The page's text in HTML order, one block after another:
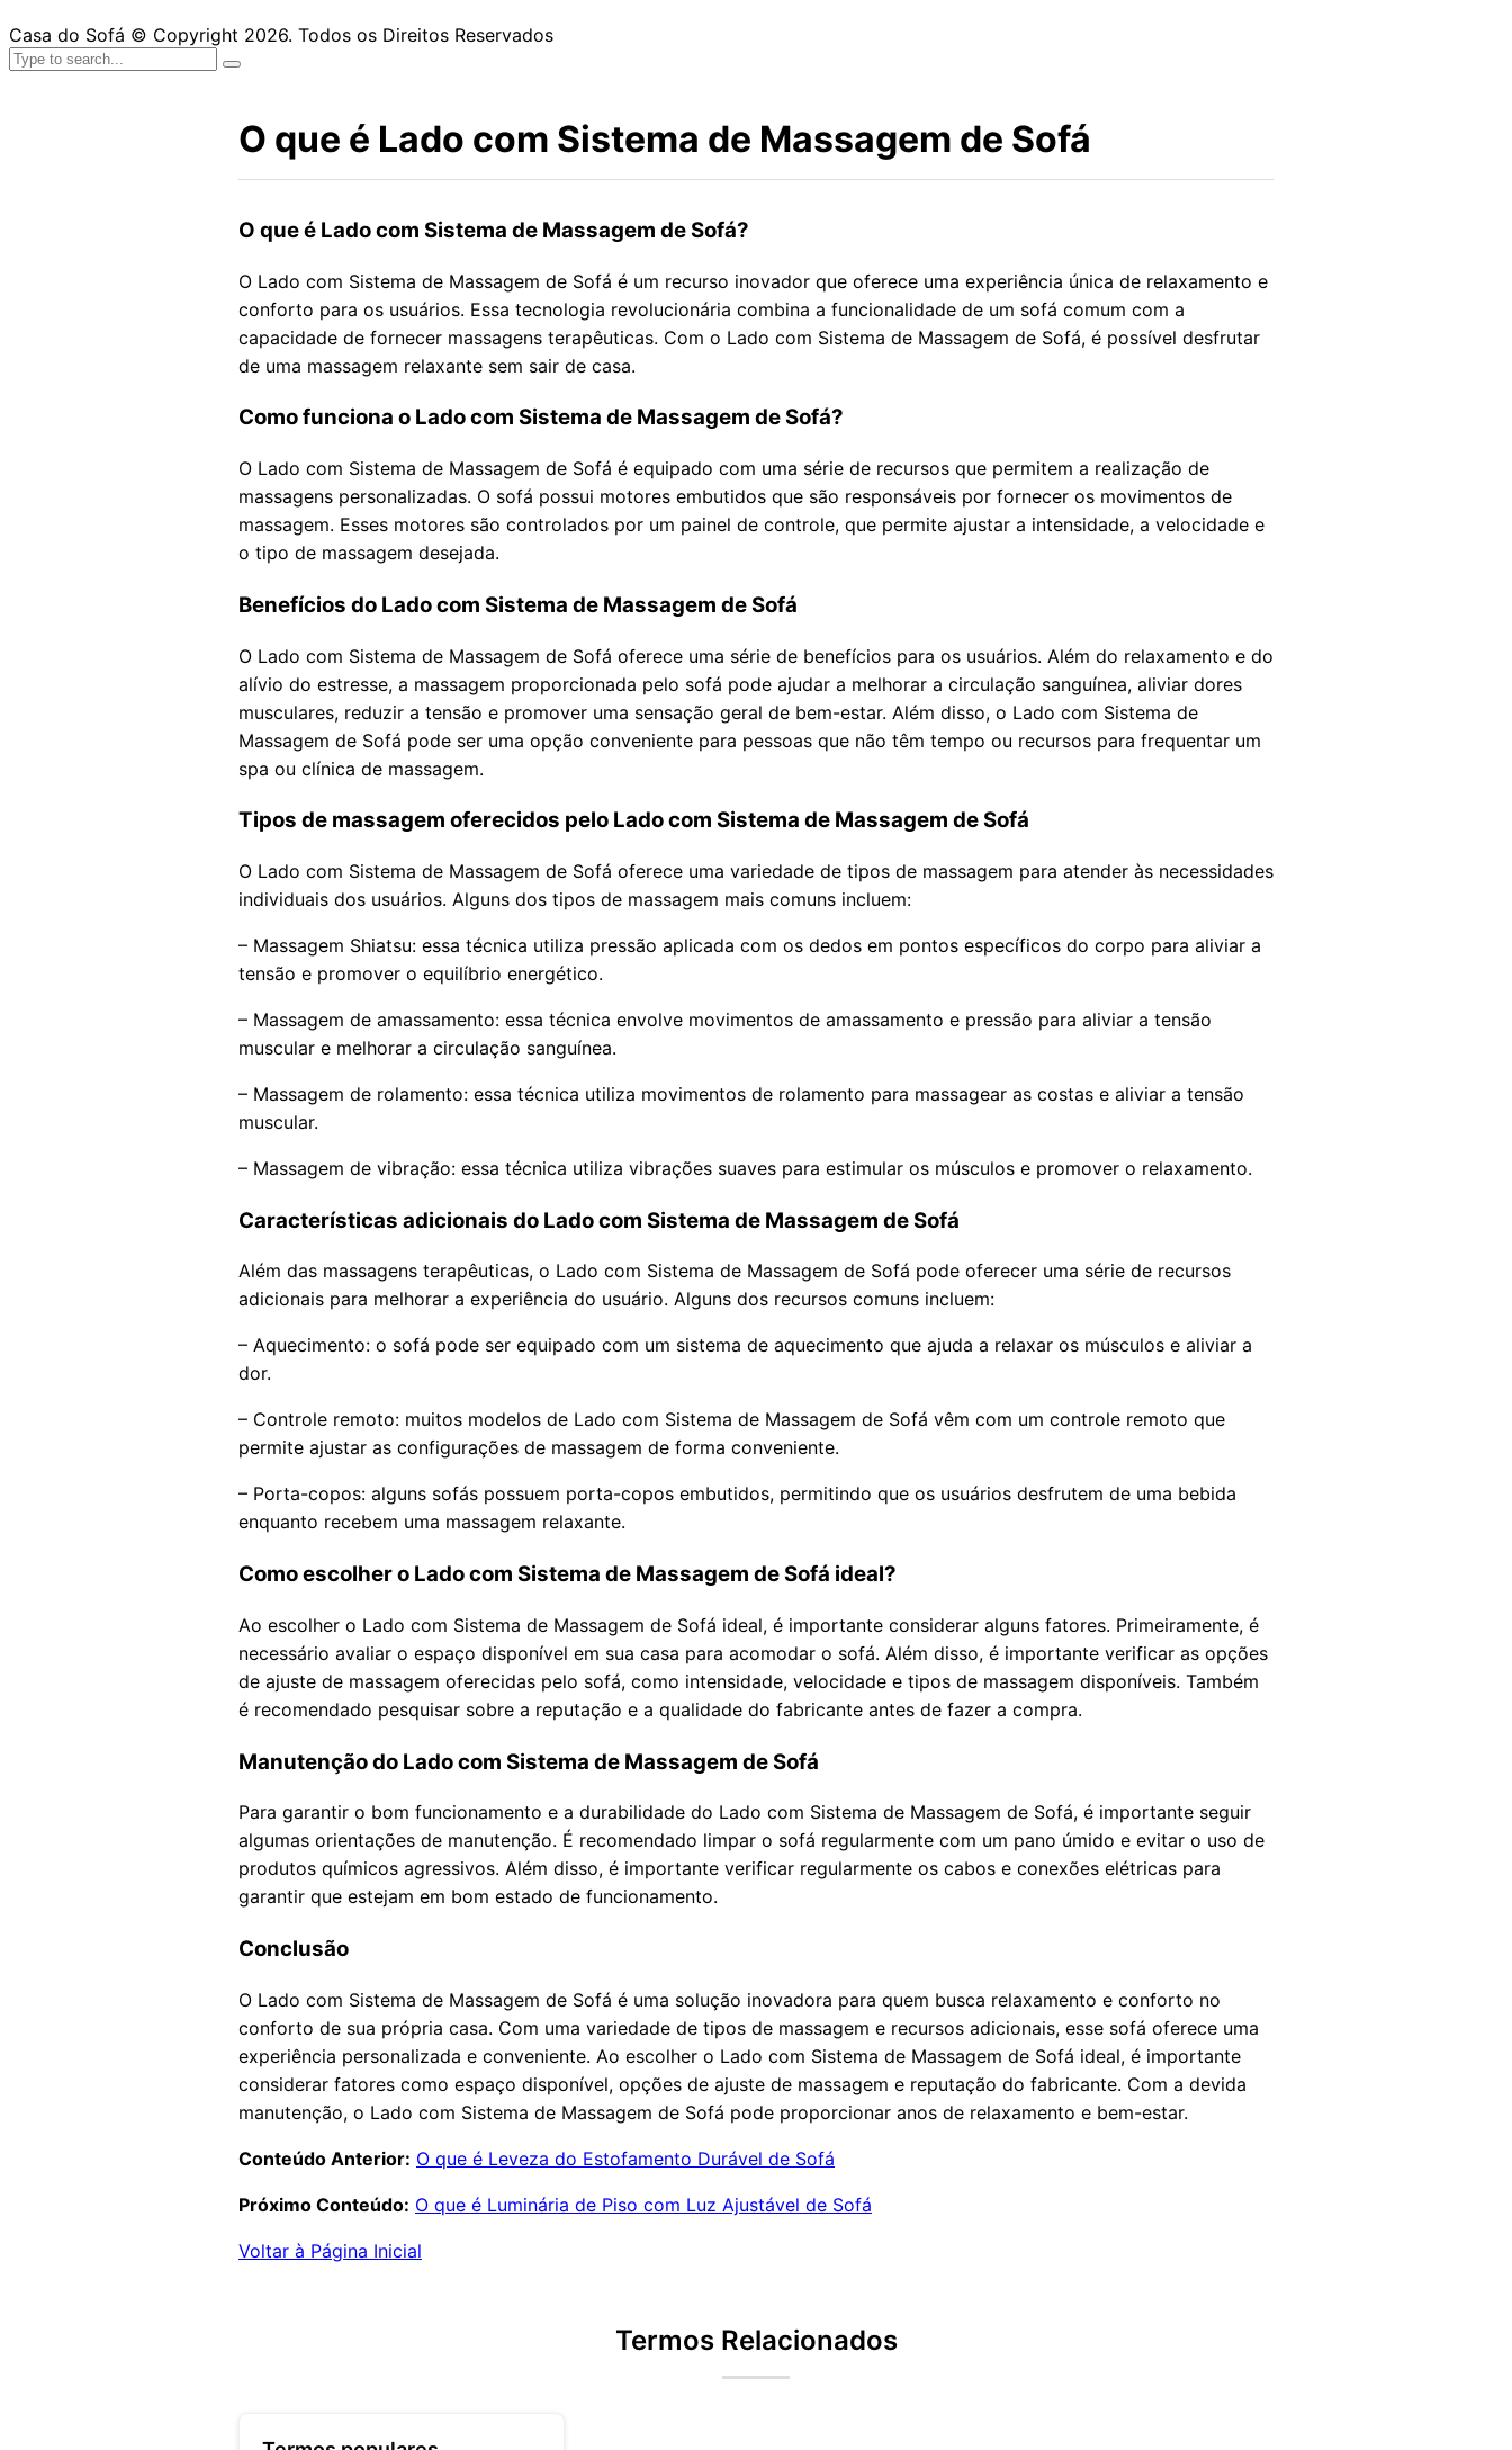
Casa do Sofá © Copyright 2026. Todos os Direitos Reservados
O que é Lado com Sistema de Massagem de Sofá
O que é Lado com Sistema de Massagem de Sofá?
O Lado com Sistema de Massagem de Sofá é um recurso inovador que oferece uma experiência única de relaxamento e
conforto para os usuários. Essa tecnologia revolucionária combina a funcionalidade de um sofá comum com a
capacidade de fornecer massagens terapêuticas. Com o Lado com Sistema de Massagem de Sofá, é possível desfrutar
de uma massagem relaxante sem sair de casa.
Como funciona o Lado com Sistema de Massagem de Sofá?
O Lado com Sistema de Massagem de Sofá é equipado com uma série de recursos que permitem a realização de
massagens personalizadas. O sofá possui motores embutidos que são responsáveis por fornecer os movimentos de
massagem. Esses motores são controlados por um painel de controle, que permite ajustar a intensidade, a velocidade e
o tipo de massagem desejada.
Benefícios do Lado com Sistema de Massagem de Sofá
O Lado com Sistema de Massagem de Sofá oferece uma série de benefícios para os usuários. Além do relaxamento e do
alívio do estresse, a massagem proporcionada pelo sofá pode ajudar a melhorar a circulação sanguínea, aliviar dores
musculares, reduzir a tensão e promover uma sensação geral de bem-estar. Além disso, o Lado com Sistema de
Massagem de Sofá pode ser uma opção conveniente para pessoas que não têm tempo ou recursos para frequentar um
spa ou clínica de massagem.
Tipos de massagem oferecidos pelo Lado com Sistema de Massagem de Sofá
O Lado com Sistema de Massagem de Sofá oferece uma variedade de tipos de massagem para atender às necessidades
individuais dos usuários. Alguns dos tipos de massagem mais comuns incluem:
– Massagem Shiatsu: essa técnica utiliza pressão aplicada com os dedos em pontos específicos do corpo para aliviar a
tensão e promover o equilíbrio energético.
– Massagem de amassamento: essa técnica envolve movimentos de amassamento e pressão para aliviar a tensão
muscular e melhorar a circulação sanguínea.
– Massagem de rolamento: essa técnica utiliza movimentos de rolamento para massagear as costas e aliviar a tensão
muscular.
– Massagem de vibração: essa técnica utiliza vibrações suaves para estimular os músculos e promover o relaxamento.
Características adicionais do Lado com Sistema de Massagem de Sofá
Além das massagens terapêuticas, o Lado com Sistema de Massagem de Sofá pode oferecer uma série de recursos
adicionais para melhorar a experiência do usuário. Alguns dos recursos comuns incluem:
– Aquecimento: o sofá pode ser equipado com um sistema de aquecimento que ajuda a relaxar os músculos e aliviar a
dor.
– Controle remoto: muitos modelos de Lado com Sistema de Massagem de Sofá vêm com um controle remoto que
permite ajustar as configurações de massagem de forma conveniente.
– Porta-copos: alguns sofás possuem porta-copos embutidos, permitindo que os usuários desfrutem de uma bebida
enquanto recebem uma massagem relaxante.
Como escolher o Lado com Sistema de Massagem de Sofá ideal?
Ao escolher o Lado com Sistema de Massagem de Sofá ideal, é importante considerar alguns fatores. Primeiramente, é
necessário avaliar o espaço disponível em sua casa para acomodar o sofá. Além disso, é importante verificar as opções
de ajuste de massagem oferecidas pelo sofá, como intensidade, velocidade e tipos de massagem disponíveis. Também
é recomendado pesquisar sobre a reputação e a qualidade do fabricante antes de fazer a compra.
Manutenção do Lado com Sistema de Massagem de Sofá
Para garantir o bom funcionamento e a durabilidade do Lado com Sistema de Massagem de Sofá, é importante seguir
algumas orientações de manutenção. É recomendado limpar o sofá regularmente com um pano úmido e evitar o uso de
produtos químicos agressivos. Além disso, é importante verificar regularmente os cabos e conexões elétricas para
garantir que estejam em bom estado de funcionamento.
Conclusão
O Lado com Sistema de Massagem de Sofá é uma solução inovadora para quem busca relaxamento e conforto no
conforto de sua própria casa. Com uma variedade de tipos de massagem e recursos adicionais, esse sofá oferece uma
experiência personalizada e conveniente. Ao escolher o Lado com Sistema de Massagem de Sofá ideal, é importante
considerar fatores como espaço disponível, opções de ajuste de massagem e reputação do fabricante. Com a devida
manutenção, o Lado com Sistema de Massagem de Sofá pode proporcionar anos de relaxamento e bem-estar.
Conteúdo Anterior: O que é Leveza do Estofamento Durável de Sofá
Próximo Conteúdo: O que é Luminária de Piso com Luz Ajustável de Sofá
Voltar à Página Inicial
Termos Relacionados